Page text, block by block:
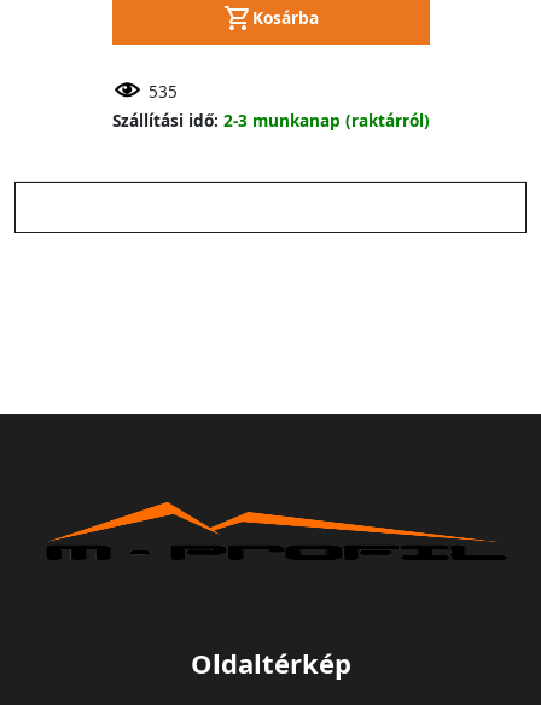
Kosárba
535
Szállítási idő: 2-3 munkanap (raktárról)
Oldaltérkép